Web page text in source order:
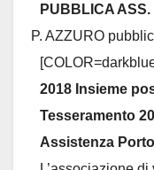
PUBBLICA ASS.
P. AZZURO
2018 Insieme
Tesseramento
Assistenza